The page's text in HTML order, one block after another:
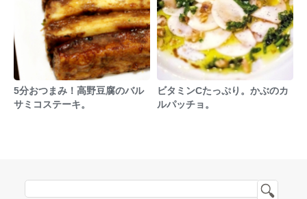
5分おつまみ！高野豆腐のバル
サミコステーキ。
ビタミンCたっぷり。かぶのカ
ルパッチョ。